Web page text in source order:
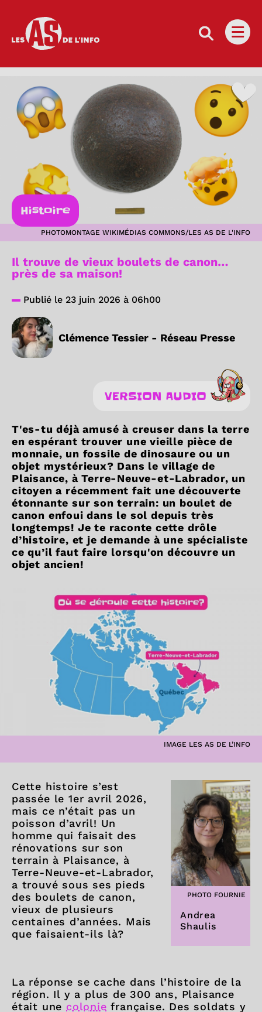
Les as de l'info
Histoire
PHOTOMONTAGE WIKIMÉDIAS COMMONS/LES AS DE L'INFO
Il trouve de vieux boulets de canon…
près de sa maison!
Publié le 23 juin 2026 à 06h00
Clémence Tessier - Réseau Presse
VERSION AUDIO
T'es-tu déjà amusé à creuser dans la terre
en espérant trouver une vieille pièce de
monnaie, un fossile de dinosaure ou un
objet mystérieux? Dans le village de
Plaisance, à Terre-Neuve-et-Labrador, un
citoyen a récemment fait une découverte
étonnante sur son terrain: un boulet de
canon enfoui dans le sol depuis très
longtemps! Je te raconte cette drôle
d’histoire, et je demande à une spécialiste
ce qu’il faut faire lorsqu'on découvre un
objet ancien!
IMAGE LES AS DE L’INFO
PHOTO FOURNIE
Andrea
Shaulis
Cette histoire s’est
passée le 1er avril 2026,
mais ce n’était pas un
poisson d’avril! Un
homme qui faisait des
rénovations sur son
terrain à Plaisance, à
Terre-Neuve-et-Labrador,
a trouvé sous ses pieds
des boulets de canon,
vieux de plusieurs
centaines d’années. Mais
que faisaient-ils là?
La réponse se cache dans l’histoire de la
région. Il y a plus de 300 ans, Plaisance
était une colonie française. Des soldats y